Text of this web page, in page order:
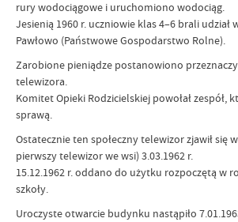
rury wodociągowe i uruchomiono wodociąg.
Jesienią 1960 r. uczniowie klas 4–6 brali udział
Pawłowo (Państwowe Gospodarstwo Rolne).
Zarobione pieniądze postanowiono
telewizora.
Komitet Opieki Rodzicielskiej powołał zespół,
sprawą.
Ostatecznie ten społeczny telewizor zjawił się
pierwszy telewizor we wsi) 3.03.1962 r.
15.12.1962 r. oddano do użytku rozpoczętą w
szkoły.
Uroczyste otwarcie budynku nastąpiło